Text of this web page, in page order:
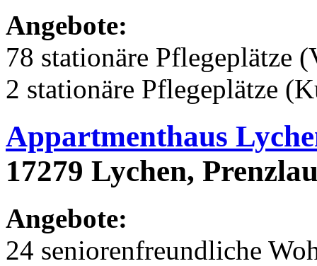
Angebote:
78 stationäre Pflegeplätze
2 stationäre Pflegeplätze
Appartmenthaus
17279 Lychen,
Angebote:
24 seniorenfreundliche